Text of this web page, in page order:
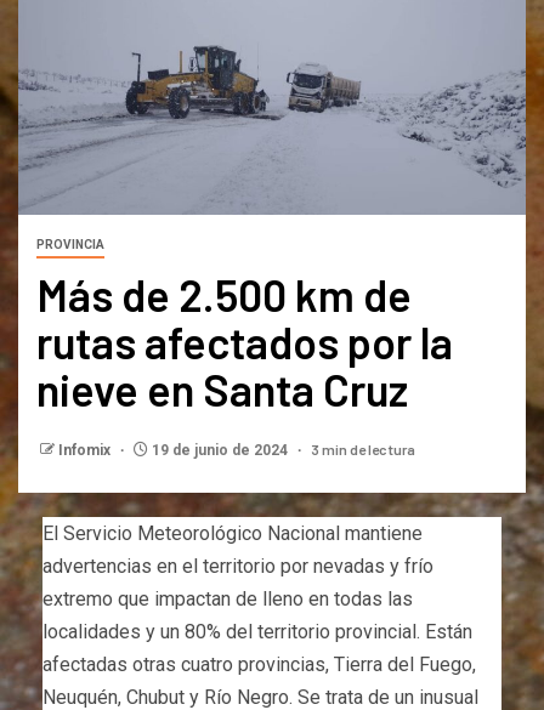
PROVINCIA
Más de 2.500 km de
rutas afectados por la
nieve en Santa Cruz
Infomix 19 de junio de 2024 3 min de lectura
El Servicio Meteorológico Nacional mantiene
advertencias en el territorio por nevadas y frío
extremo que impactan de lleno en todas las
localidades y un 80% del territorio provincial. Están
afectadas otras cuatro provincias, Tierra del Fuego,
Neuquén, Chubut y Río Negro. Se trata de un inusual